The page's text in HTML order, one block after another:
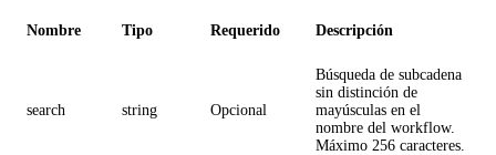
Nombre Tipo Requerido Descripción
search string Opcional
Búsqueda de subcadena
sin distinción de
mayúsculas en el
nombre del workflow.
Máximo 256 caracteres.